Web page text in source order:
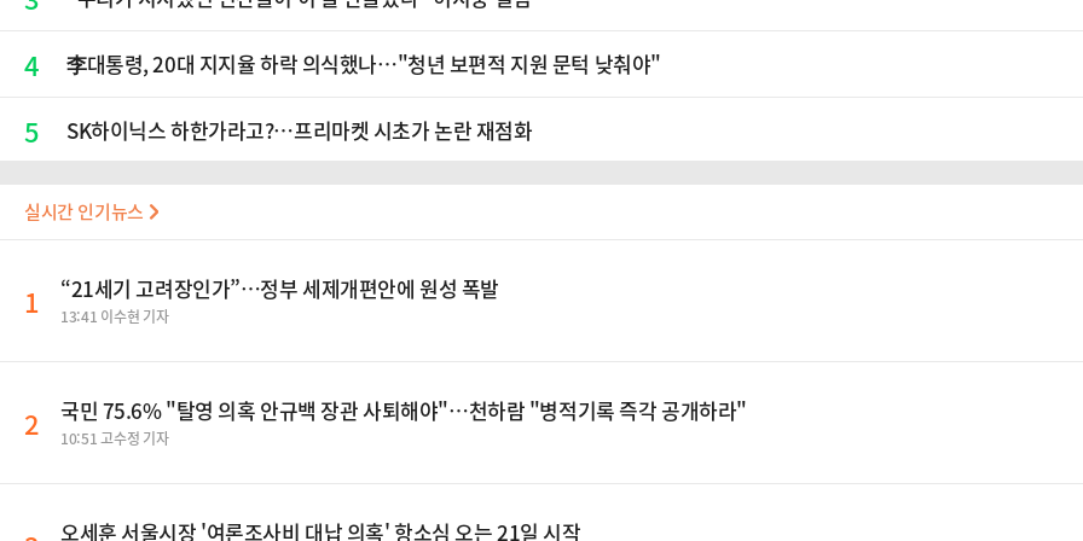
4 李대통령, 20대 지지율 하락 의식했나…"청년 보편적 지원 문턱 낮춰야"
5 SK하이닉스 하한가라고?…프리마켓 시초가 논란 재점화
실시간 인기뉴스
1 “21세기 고려장인가”…정부 세제개편안에 원성 폭발
13:41 이수현 기자
2 국민 75.6% "탈영 의혹 안규백 장관 사퇴해야"…천하람 "병적기록 즉각 공개하라"
10:51 고수정 기자
오세훈 서울시장 '여론조사비 대납 의혹' 항소심 오는 21일 시작